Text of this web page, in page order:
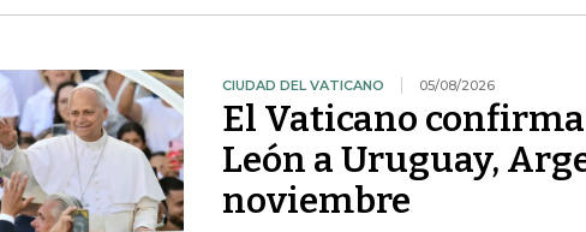
CIUDAD DEL VATICANO 05/08/2026
El Vaticano
León a Uruguay,
noviembre